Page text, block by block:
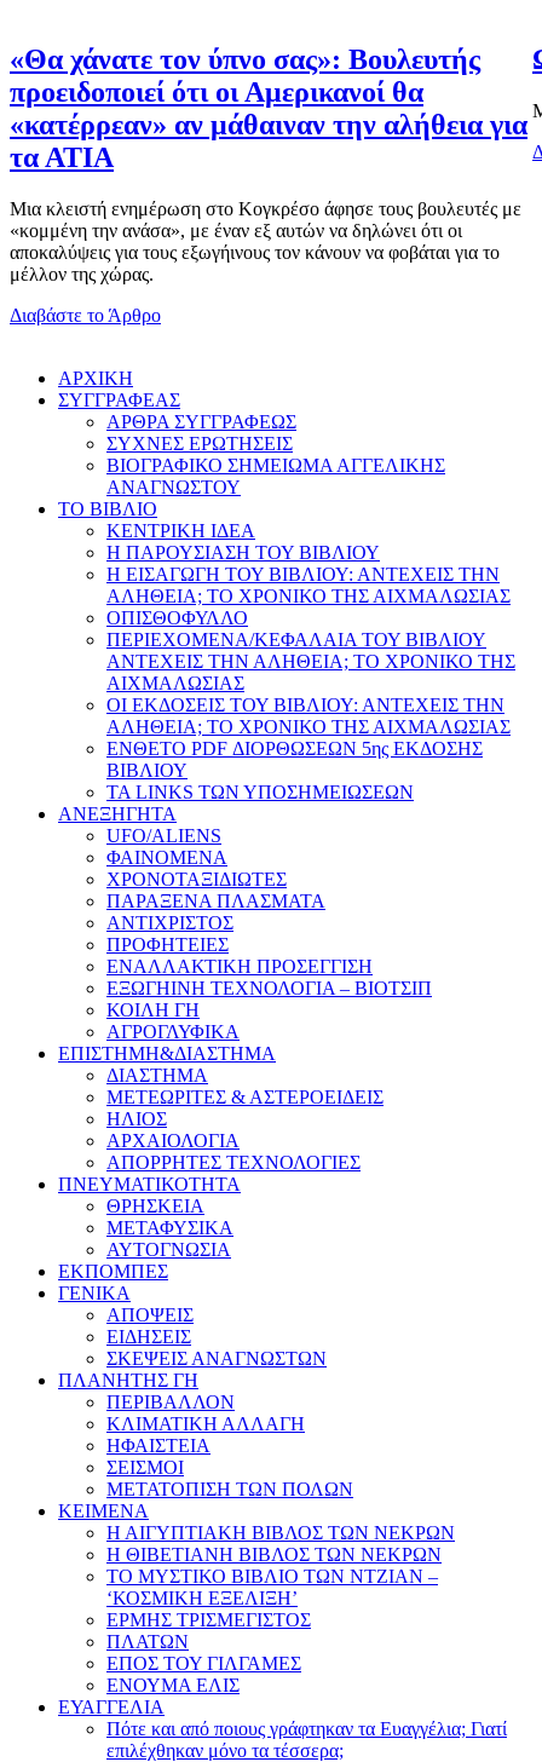
«Θα χάνατε τον ύπνο σας»: Βουλευτής
προειδοποιεί ότι οι Αμερικανοί θα
«κατέρρεαν» αν μάθαιναν την αλήθεια για
τα ΑΤΙΑ
Μια κλειστή ενημέρωση στο Κογκρέσο άφησε τους βουλευτές με
«κομμένη την ανάσα», με έναν εξ αυτών να δηλώνει ότι οι
αποκαλύψεις για τους εξωγήινους τον κάνουν να φοβάται για το
μέλλον της χώρας.
Διαβάστε το Άρθρο
AΡΧΙΚΗ
ΣΥΓΓΡΑΦΕΑΣ
ΑΡΘΡΑ ΣΥΓΓΡΑΦΕΩΣ
ΣΥΧΝΕΣ ΕΡΩΤΗΣΕΙΣ
ΒΙΟΓΡΑΦΙΚΟ ΣΗΜΕΙΩΜΑ ΑΓΓΕΛΙΚΗΣ
ΑΝΑΓΝΩΣΤΟΥ
ΤΟ ΒΙΒΛΙΟ
ΚΕΝΤΡΙΚΗ ΙΔΕΑ
Η ΠΑΡΟΥΣΙΑΣΗ ΤΟΥ ΒΙΒΛΙΟΥ
Η ΕΙΣΑΓΩΓΗ ΤΟΥ ΒΙΒΛΙΟΥ: ΑΝΤΕΧΕΙΣ ΤΗΝ
ΑΛΗΘΕΙΑ; ΤΟ ΧΡΟΝΙΚΟ ΤΗΣ ΑΙΧΜΑΛΩΣΙΑΣ
ΟΠΙΣΘΟΦΥΛΛΟ
ΠΕΡΙΕΧΟΜΕΝΑ/ΚΕΦΑΛΑΙΑ ΤΟΥ ΒΙΒΛΙΟΥ
ΑΝΤΕΧΕΙΣ ΤΗΝ ΑΛΗΘΕΙΑ; ΤΟ ΧΡΟΝΙΚΟ ΤΗΣ
ΑΙΧΜΑΛΩΣΙΑΣ
ΟΙ ΕΚΔΟΣΕΙΣ ΤΟΥ ΒΙΒΛΙΟΥ: ΑΝΤΕΧΕΙΣ ΤΗΝ
ΑΛΗΘΕΙΑ; ΤΟ ΧΡΟΝΙΚΟ ΤΗΣ ΑΙΧΜΑΛΩΣΙΑΣ
ΕΝΘΕΤΟ PDF ΔΙΟΡΘΩΣΕΩΝ 5ης ΕΚΔΟΣΗΣ
ΒΙΒΛΙΟΥ
ΤΑ LINKS ΤΩΝ ΥΠΟΣΗΜΕΙΩΣΕΩΝ
ΑΝΕΞΗΓΗΤΑ
UFO/ALIENS
ΦΑΙΝΟΜΕΝΑ
ΧΡΟΝΟΤΑΞΙΔΙΩΤΕΣ
ΠΑΡΑΞΕΝΑ ΠΛΑΣΜΑΤΑ
ΑΝΤΙΧΡΙΣΤΟΣ
ΠΡΟΦΗΤΕΙΕΣ
ΕΝΑΛΛΑΚΤΙΚΗ ΠΡΟΣΕΓΓΙΣΗ
ΕΞΩΓΗΙΝΗ ΤΕΧΝΟΛΟΓΙΑ – ΒΙΟΤΣΙΠ
ΚΟΙΛΗ ΓΗ
ΑΓΡΟΓΛΥΦΙΚΑ
ΕΠΙΣΤΗΜΗ&ΔΙΑΣΤΗΜΑ
ΔΙΑΣΤΗΜΑ
ΜΕΤΕΩΡΙΤΕΣ & ΑΣΤΕΡΟΕΙΔΕΙΣ
ΗΛΙΟΣ
ΑΡΧΑΙΟΛΟΓΙΑ
ΑΠΟΡΡΗΤΕΣ ΤΕΧΝΟΛΟΓΙΕΣ
ΠΝΕΥΜΑΤΙΚΟΤΗΤΑ
ΘΡΗΣΚΕΙΑ
ΜΕΤΑΦΥΣΙΚΑ
ΑΥΤΟΓΝΩΣΙΑ
ΕΚΠΟΜΠΕΣ
ΓΕΝΙΚΑ
ΑΠΟΨΕΙΣ
ΕΙΔΗΣΕΙΣ
ΣΚΕΨΕΙΣ ΑΝΑΓΝΩΣΤΩΝ
ΠΛΑΝΗΤΗΣ ΓΗ
ΠΕΡΙΒΑΛΛΟΝ
ΚΛΙΜΑΤΙΚΗ ΑΛΛΑΓΗ
ΗΦΑΙΣΤΕΙΑ
ΣΕΙΣΜΟΙ
ΜΕΤΑΤΟΠΙΣΗ ΤΩΝ ΠΟΛΩΝ
ΚΕΙΜΕΝΑ
Η ΑΙΓΥΠΤΙΑΚΗ ΒΙΒΛΟΣ ΤΩΝ ΝΕΚΡΩΝ
Η ΘΙΒΕΤΙΑΝΗ ΒΙΒΛΟΣ ΤΩΝ ΝΕΚΡΩΝ
ΤΟ ΜΥΣΤΙΚΟ ΒΙΒΛΙΟ ΤΩΝ ΝΤΖΙΑΝ –
‘ΚΟΣΜΙΚΗ ΕΞΕΛΙΞΗ’
ΕΡΜΗΣ ΤΡΙΣΜΕΓΙΣΤΟΣ
ΠΛΑΤΩΝ
ΕΠΟΣ ΤΟΥ ΓΙΛΓΑΜΕΣ
ΕΝΟΥΜΑ ΕΛΙΣ
ΕΥΑΓΓΕΛΙΑ
Πότε και από ποιους γράφτηκαν τα Ευαγγέλια; Γιατί
επιλέχθηκαν μόνο τα τέσσερα;